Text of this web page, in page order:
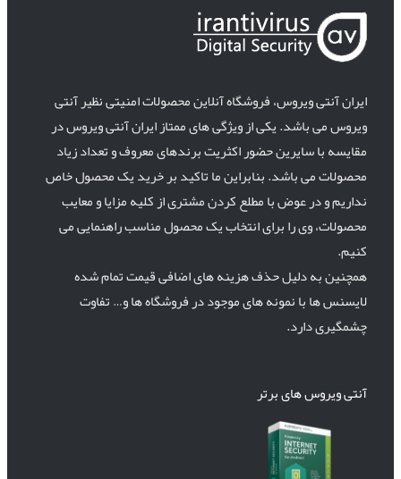
ایران آنتی ویروس، فروشگاه آنلاین محصولات امنیتی نظیر آنتی
ویروس می باشد. یکی از ویژگی های ممتاز ایران آنتی ویروس در
مقایسه با سایرین حضور اکثریت برندهای معروف و تعداد زیاد
محصولات می باشد. بنابراین ما تاکید بر خرید یک محصول خاص
نداریم و در عوض با مطلع کردن مشتری از کلیه مزایا و معایب
محصولات، وی را برای انتخاب یک محصول مناسب راهنمایی می
کنیم.
همچنین به دلیل حذف هزینه های اضافی قیمت تمام شده
لایسنس ها با نمونه های موجود در فروشگاه ها و… تفاوت
چشمگیری دارد.
آنتی ویروس های برتر